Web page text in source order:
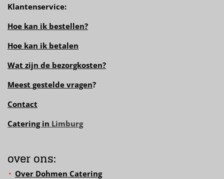
Klantenservice:
Hoe kan ik bestellen?
Hoe kan ik betalen
Wat zijn de bezorgkosten?
Meest gestelde vragen?
Contact
Catering in Limburg
over ons:
Over Dohmen Catering